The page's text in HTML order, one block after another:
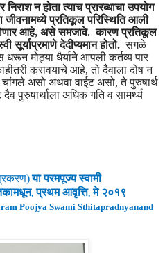
न होता त्याच प्रारब्धाचा उपयोग
जीवनामध्ये प्रतिकूल परिस्थिति आली
आहे, असे समजावे. कारण प्रतिकूल
सूर्याप्रमाणे देदीप्यमान होतो. सगळे
धरून मोठ्या धैर्याने आपली कर्तव्य पार
करावयाचे आहे, तो दैवाला दोष न
असो अथवा वाईट असो, ते पुरुषार्थ
पुरुषार्थाला अधिक गति व सामर्थ्य
)या परमपूज्य स्वामी
, प्रथमआवृत्ति, मे २०१९
Poojya Swami Sthitapradnyanand